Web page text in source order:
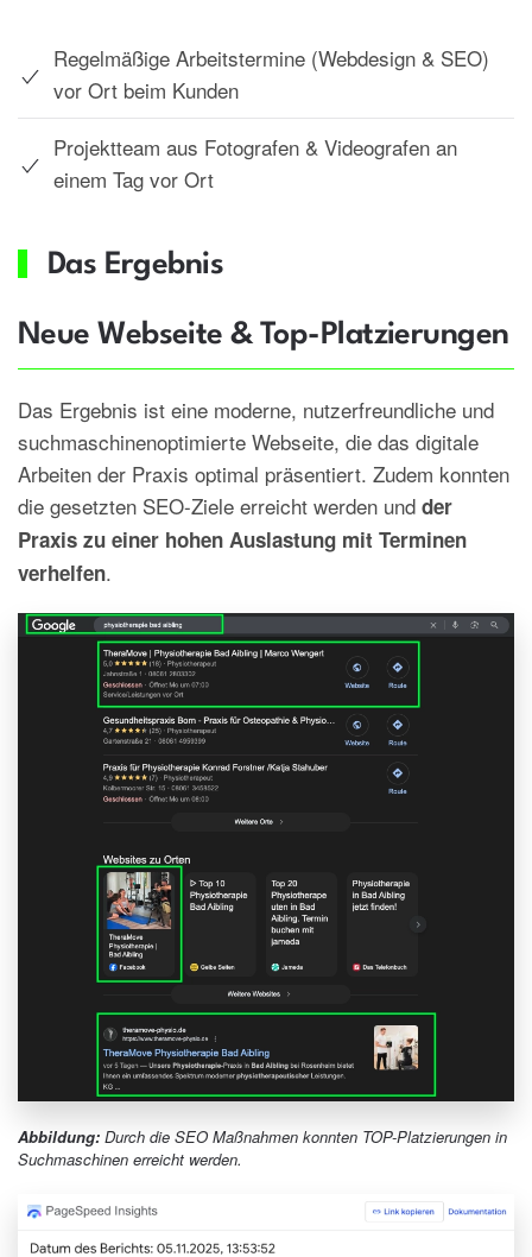
Regelmäßige Arbeitstermine (Webdesign & SEO)
vor Ort beim Kunden
Projektteam aus Fotografen & Videografen an
einem Tag vor Ort
Das Ergebnis
Neue Webseite & Top-Platzierungen
Das Ergebnis ist eine moderne, nutzerfreundliche und
suchmaschinenoptimierte Webseite, die das digitale
Arbeiten der Praxis optimal präsentiert. Zudem konnten
die gesetzten SEO-Ziele erreicht werden und der
Praxis zu einer hohen Auslastung mit Terminen
verhelfen.
Abbildung: Durch die SEO Maßnahmen konnten TOP-Platzierungen in
Suchmaschinen erreicht werden.